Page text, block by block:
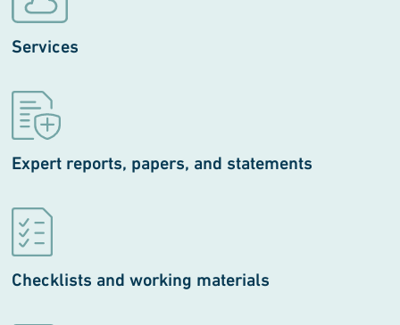
Services
Expert reports, papers, and statements
Checklists and working materials